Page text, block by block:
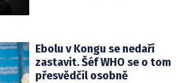
Ebolu v Kongu se nedaří
zastavit. Šéf WHO se o tom
přesvědčil osobně